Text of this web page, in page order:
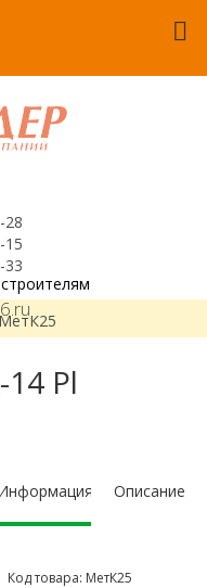
28
15
33
Pl
Описание
Код товара: МетК25